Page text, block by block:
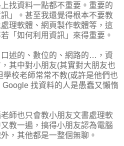
找資料一點都不重要。重要的
」。甚至我還覺得根本不要教
理軟體、網頁製作軟體等，這
「如何利用資訊」來得重要。
述的、數位的、網路的…，資
其中對小朋友(其實對大朋友也
校老師常常不教(或許是他們也
找資料的人是愚蠢又懶惰
師也只會教小朋友文書處理軟
教一遍，搞得小朋友認為電腦
，其他都是一整個無聊。